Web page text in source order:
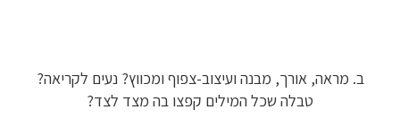
ב. מראה, אורך, מבנה ועיצוב-צפוף ומכווץ? נעים לקריאה?
טבלה שכל המילים קפצו בה מצד לצד?